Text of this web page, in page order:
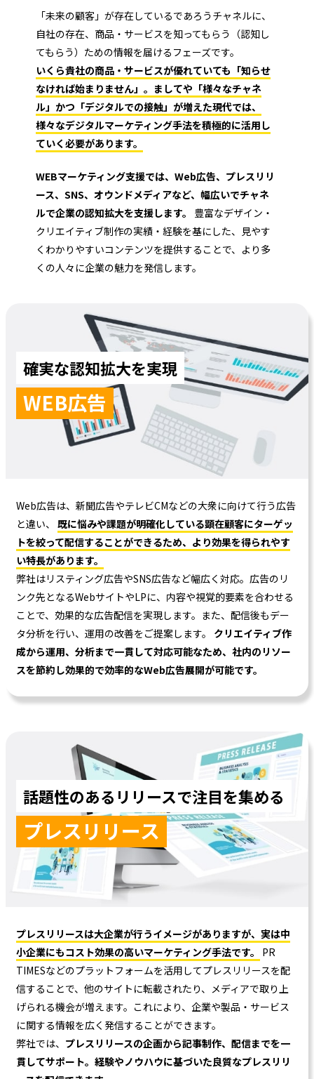
「未来の顧客」が存在しているであろうチャネルに、
自社の存在、商品・サービスを知ってもらう（認知し
てもらう）ための情報を届けるフェーズです。
いくら貴社の商品・サービスが優れていても「知らせ
なければ始まりません」。ましてや「様々なチャネ
ル」かつ「デジタルでの接触」が増えた現代では、
様々なデジタルマーケティング手法を積極的に活用し
ていく必要があります。
WEBマーケティング支援では、Web広告、プレスリリ
ース、SNS、オウンドメディアなど、幅広いでチャネ
ルで企業の認知拡大を支援します。
豊富なデザイン・
クリエイティブ制作の実績・経験を基にした、見やす
くわかりやすいコンテンツを提供することで、より多
くの人々に企業の魅力を発信します。
確実な認知拡大を実現
WEB広告
Web広告は、新聞広告やテレビCMなどの大衆に向けて行う広告
と違い、 既に悩みや課題が明確化している顕在顧客にターゲッ
トを絞って配信することができるため、より効果を得られやす
い特長があります。
弊社はリスティング広告やSNS広告など幅広く対応。広告のリ
ンク先となるWebサイトやLPに、内容や視覚的要素を合わせる
ことで、効果的な広告配信を実現します。また、配信後もデー
タ分析を行い、運用の改善をご提案します。 クリエイティブ作
成から運用、分析まで一貫して対応可能なため、社内のリソー
スを節約し効果的で効率的なWeb広告展開が可能です。
話題性のあるリリースで注目を集める
プレスリリース
プレスリリースは大企業が行うイメージがありますが、実は中
小企業にもコスト効果の高いマーケティング手法です。
PR
TIMESなどのプラットフォームを活用してプレスリリースを配
信することで、他のサイトに転載されたり、メディアで取り上
げられる機会が増えます。これにより、企業や製品・サービス
に関する情報を広く発信することができます。
弊社では、 プレスリリースの企画から記事制作、配信までを一
貫してサポート。経験やノウハウに基づいた良質なプレスリリ